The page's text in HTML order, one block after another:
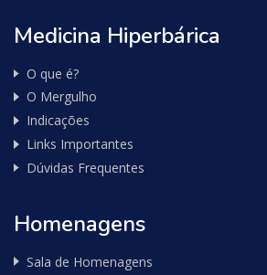
Medicina Hiperbárica
O que é?
O Mergulho
Indicações
Links Importantes
Dúvidas Frequentes
Homenagens
Sala de Homenagens